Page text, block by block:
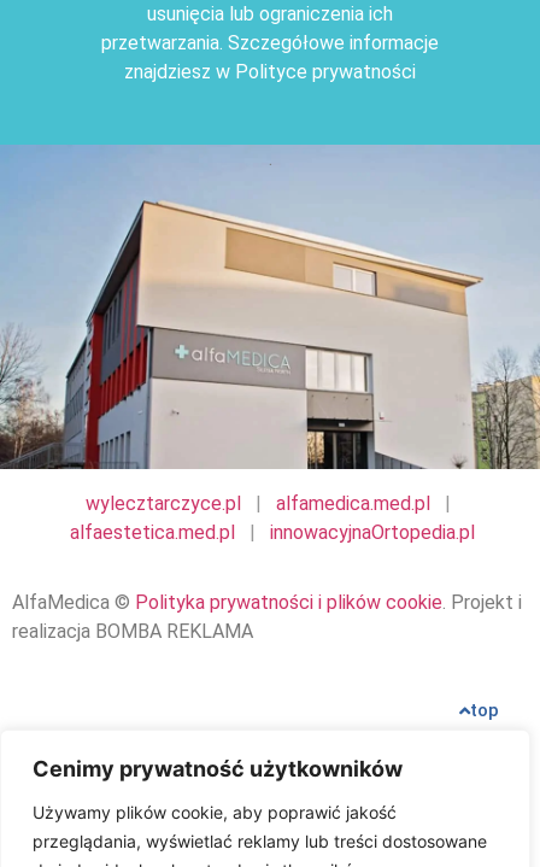
Cenimy prywatność użytkowników
Używamy plików cookie, aby poprawić jakość
przeglądania, wyświetlać reklamy lub treści dostosowane
usunięcia lub ograniczenia ich
przetwarzania. Szczegółowe informacje
znajdziesz w Polityce prywatności
.
wylecztarczyce.pl | alfamedica.med.pl
|
alfaestetica.med.pl
| innowacyjnaOrtopedia.pl
AlfaMedica © Polityka prywatności i plików cookie. Projekt i
realizacja BOMBA REKLAMA
top